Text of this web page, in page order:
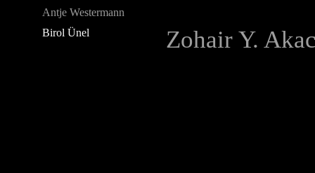
Antje Westermann
Birol Ünel
Zohair Y.